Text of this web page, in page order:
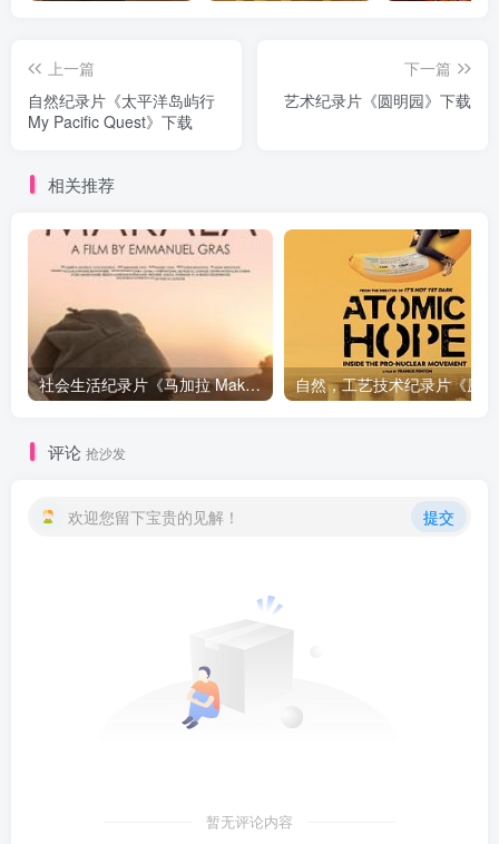
上一篇
自然纪录片《太平洋岛屿行
My Pacific Quest》下载
下一篇
艺术纪录片《圆明园》下载
相关推荐
社会生活纪录片《马加拉 Makala》下载
评论 抢沙发
欢迎您留下宝贵的见解！ 提交
暂无评论内容